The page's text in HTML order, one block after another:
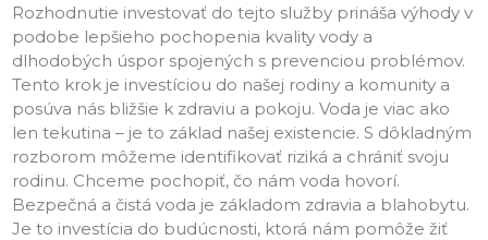
Rozhodnutie investovať do tejto služby prináša výhody v
podobe lepšieho pochopenia kvality vody a
dlhodobých úspor spojených s prevenciou problémov.
Tento krok je investíciou do našej rodiny a komunity a
posúva nás bližšie k zdraviu a pokoju. Voda je viac ako
len tekutina – je to základ našej existencie. S dôkladným
rozborom môžeme identifikovať riziká a chrániť svoju
rodinu. Chceme pochopiť, čo nám voda hovorí.
Bezpečná a čistá voda je základom zdravia a blahobytu.
Je to investícia do budúcnosti, ktorá nám pomôže žiť